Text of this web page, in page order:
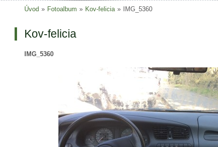
Úvod » Fotoalbum » Kov-felicia » IMG_5360
Kov-felicia
IMG_5360